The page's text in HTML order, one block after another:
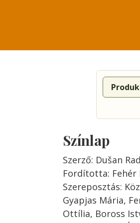
Színlap
Szerző: Dušan
Fordította: Fehér
Szereposztás:
Gyapjas Mária,
Ottília, Boross